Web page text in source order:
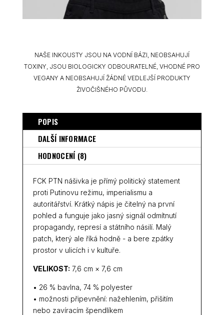
NAŠE INKOUSTY JSOU NA VODNÍ BÁZI, NEOBSAHUJÍ
TOXINY, JSOU BIOLOGICKY ODBOURATELNÉ, VHODNÉ PRO
VEGANY A NEOBSAHUJÍ ŽÁDNÉ VEDLEJŠÍ PRODUKTY
ŽIVOČIŠNÉHO PŮVODU.
POPIS
DALŠÍ INFORMACE
HODNOCENÍ (8)
FCK PTN nášivka je přímý politický statement
proti Putinovu režimu, imperialismu a
autoritářství. Krátký nápis je čitelný na první
pohled a funguje jako jasný signál odmítnutí
propagandy, represí a státního násilí. Malý
patch, který ale říká hodně - a bere zpátky
prostor v ulicích i v kultuře.
VELIKOST: 7,6 cm × 7,6 cm
• 26 % bavlna, 74 % polyester
• možnosti připevnění: nažehlením, přišitím
nebo zavíracím špendlíkem